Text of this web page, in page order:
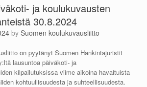
ja koulukuvausten
30.8.2024
by Suomen koulukuvausliitto
on pyytänyt Suomen Hankintajuristit
lausuntoa päiväkoti- ja
kilpailutuksissa viime aikoina havaituista
kohtuullisuudesta ja suhteellisuudesta.